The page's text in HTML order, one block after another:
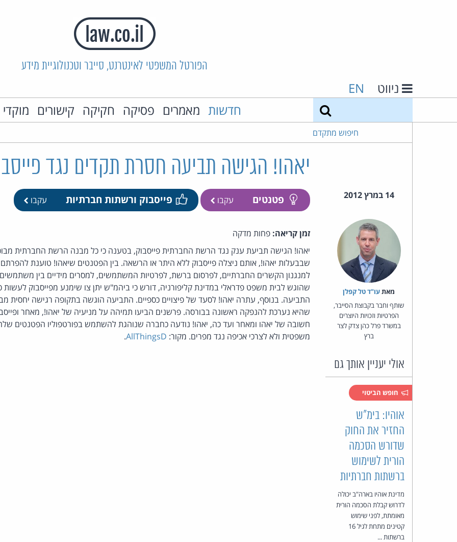
הפורטל המשפטי לאינטרנט, סייבר וטכנולוגיית מידע
ניווט EN
חדשות מאמרים פסיקה חקיקה קישורים
חיפוש מתקדם
יאהו! הגישה תביעה חסרת תקדים נגד
14 במרץ 2012 פטנטים עקבו פייסבוק ורשתות חברתיות עקבו
מאת‏עו"ד טל קפלן
שותף וחבר בקבוצת הסייבר,
הפרטיות וזכויות היוצרים
במשרד פרל כהן צדק לצר
ברץ
אולי יעניין אותך גם
חופש הביטוי
אוהיו: בימ"ש
החזיר את החוק
שדורש הסכמה
הורית לשימוש
ברשתות חברתיות
מדינת אוהיו בארה"ב יכולה
לדרוש קבלת הסכמה הורית
מאומתת, לפני שימוש
קטינים מתחת לגיל 16
ברשתות ...
זמן קריאה: פחות מדקה
שבבעלות יאהו!, אותם ניצלה פייסבוק ללא היתר או הרשאה. בין הפטנטים שיאהו! טוענת
למנגנון הקשרים החברתיים, לפרסום ברשת, לפרטיות המשתמשים, למסרים מידיים בין
שהוגש לבית משפט פדראלי במדינת קליפורניה, דורש כי ביהמ"ש יתן צו שימנע מפייסבוק
התביעה. בנוסף, עתרה יאהו! לסעד של פיצויים כספיים. התביעה הוגשה בתקופה רגישה יחסית
שהיא נערכת להנפקה ראשונה בבורסה. פרשנים הביעו תמיהה על מניעיה של יאהו!, מאחר
חשובה של יאהו ומאחר ועד כה, יאהו! נודעה כחברה שנוהגת להשתמש בפורטפוליו הפטנטים
משפטית ולא לצרכי אכיפה נגד מפרים. מקור: AllThingsD
.